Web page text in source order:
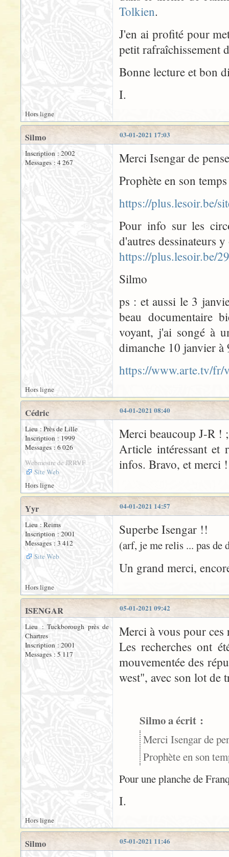
Tolkien.
J'en ai profité pour
petit rafraîchissement
Bonne lecture et bon
I.
Hors ligne
03-01-2021 17:03
Silmo
Inscription : 2002
Messages : 4 267
Merci Isengar de
Prophète en son
https://plus.lesoir.be/
Pour info sur les
d'autres dessinateurs
https://plus.lesoir.be/
Silmo
ps : et aussi le 3
beau documentaire
voyant, j'ai songé à
dimanche 10 janvier à
https://www.arte.tv/
Hors ligne
04-01-2021 08:40
Cédric
Lieu : Près de Lille
Inscription : 1999
Messages : 6 026
Webmestre de JRRVF
Site Web
Merci beaucoup J-R !
Article intéressant et
infos. Bravo, et merci !
Hors ligne
04-01-2021 14:57
Yyr
Lieu : Reims
Inscription : 2001
Messages : 3 412
Site Web
Superbe Isengar !!
(arf, je me relis ... pas de
Un grand merci,
Hors ligne
05-01-2021 09:42
ISENGAR
Lieu : Tuckborough près de
Chartres
Inscription : 2001
Messages : 5 117
Merci à vous pour
Les recherches ont
mouvementée des
west", avec son lot de
Silmo a écrit :
Merci Isengar de
Prophète en son
Pour une planche de
I.
Hors ligne
05-01-2021 11:46
Silmo